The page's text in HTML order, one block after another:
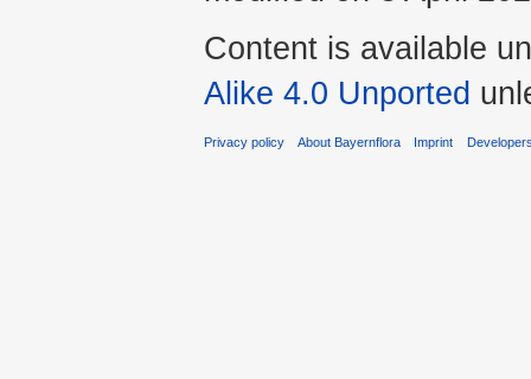
Content is available
Alike 4.0 Unported
Privacy policy About Bayernflora Imprint